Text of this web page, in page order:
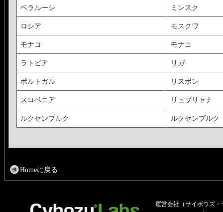
ベラルーシ ミンスク
ロシア モスクワ
モナコ モナコ
ラトビア リガ
ポルトガル リスボン
スロベニア リュブリャナ
ルクセンブルク ルクセンブルク
Homeに戻る
運営会社（サイボウズ・